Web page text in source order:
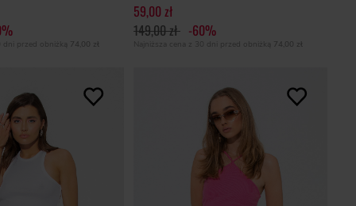
dni przed obniżką 74,00 zł
59,00 zł
149,00 zł -60%
Najniższa cena z 30 dni przed obniżką 74,00 zł